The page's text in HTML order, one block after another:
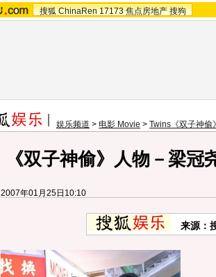
搜狐 ChinaRen 17173 焦点房地产 搜狗
娱乐频道 > 电影 Movie > Twins《双子神偷》
《双子神偷》人物－梁冠
2007年01月25日10:10
来源：